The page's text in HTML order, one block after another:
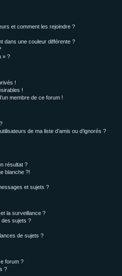
et comment les rejoindre ?
dans une couleur différente ?
» ?
!
!
membre de ce forum !
de ma liste d’amis ou d’ignorés ?
résultat ?
blanche ?!
et sujets ?
la surveillance ?
des sujets ?
de sujets ?
forum ?
?